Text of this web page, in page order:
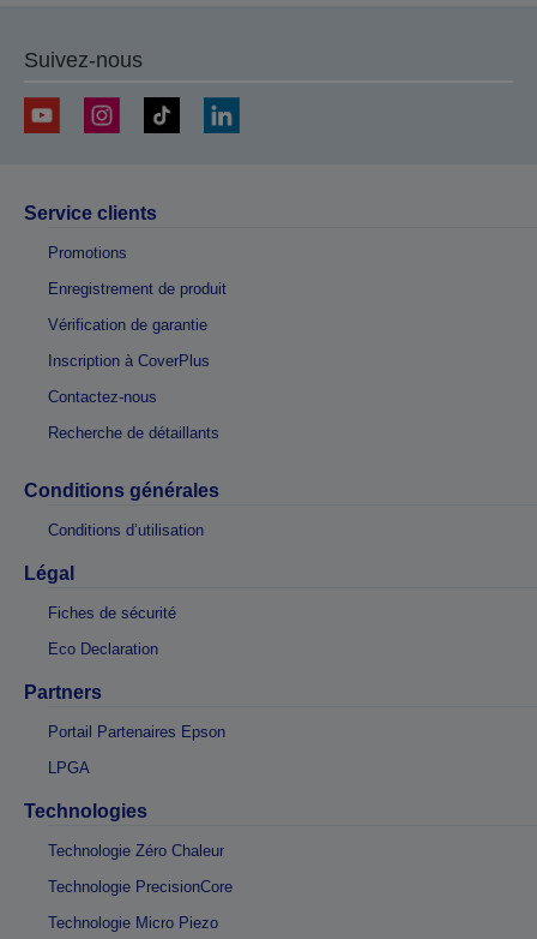
Suivez-nous
Service clients
Promotions
Enregistrement de produit
Vérification de garantie
Inscription à CoverPlus
Contactez-nous
Recherche de détaillants
Conditions générales
Conditions d’utilisation
Légal
Fiches de sécurité
Eco Declaration
Partners
Portail Partenaires Epson
LPGA
Technologies
Technologie Zéro Chaleur
Technologie PrecisionCore
Technologie Micro Piezo